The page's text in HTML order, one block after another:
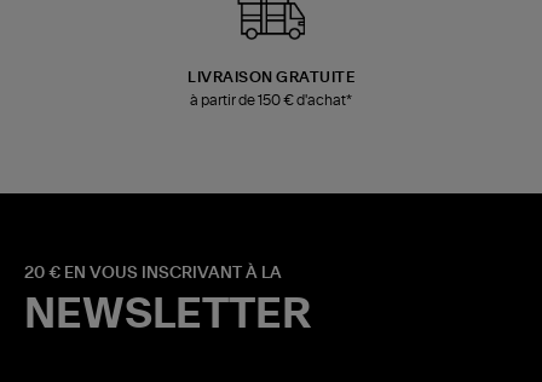
LIVRAISON GRATUITE
à partir de 150 € d'achat*
20 € EN VOUS INSCRIVANT À LA
NEWSLETTER